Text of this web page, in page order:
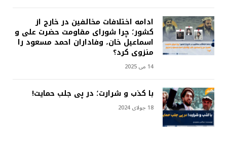
ادامه اختلافات مخالفین در خارج از
کشور؛ چرا شورای مقاومت حضرت علی و
اسماعیل خان، وفاداران احمد مسعود را
منزوی کرد؟
14 می 2025
با کذب و شرارت؛ در پی جلب حمایت!
18 جولای 2024